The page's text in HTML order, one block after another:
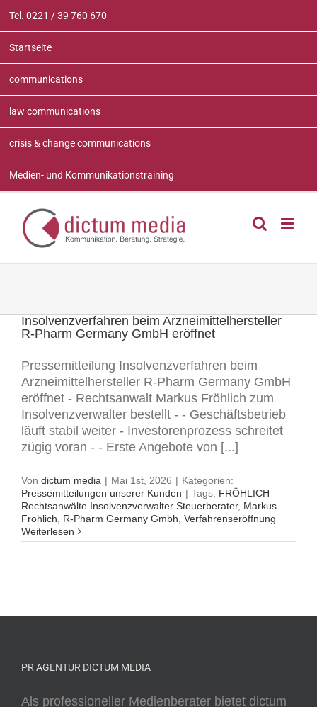
Inhalt
springen
Tel. 0221 / 39 760 670
Startseite
communications
law communications
crisis & change communications
Medien- und Kommunikationstraining
Insolvenzverfahren beim Arzneimittelhersteller
R-Pharm Germany GmbH eröffnet
Pressemitteilung Insolvenzverfahren beim
Arzneimittelhersteller R-Pharm Germany GmbH
eröffnet - Rechtsanwalt Markus Fröhlich zum
Insolvenzverwalter bestellt - - Geschäftsbetrieb
läuft stabil weiter - Investorenprozess schreitet
zügig voran - - Erste Angebote von [...]
Von dictum media | Mai 1st, 2026 | Kategorien:
Pressemitteilungen unserer Kunden | Tags: FRÖHLICH
Rechtsanwälte Insolvenzverwalter Steuerberater, Markus
Fröhlich
R-Pharm Germany Gmbh Verfahrenseröffnung
Weiterlesen
PR AGENTUR DICTUM MEDIA
Als professioneller Medienberater bietet dictum